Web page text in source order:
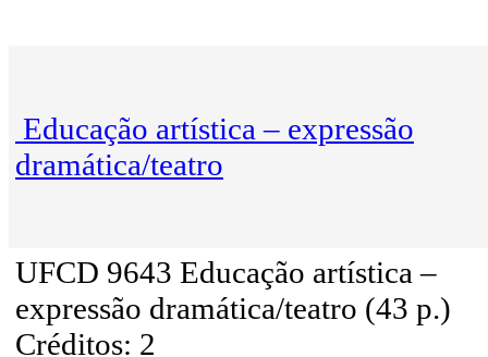
Educação artística – expressão
dramática/teatro
UFCD 9643 Educação artística –
expressão dramática/teatro (43 p.)
Créditos: 2